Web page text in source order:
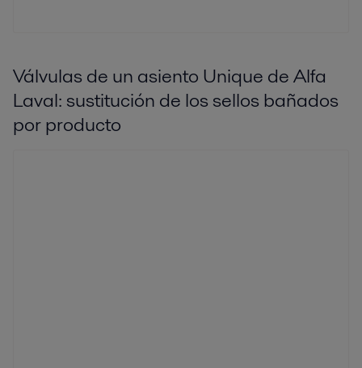
Válvulas de un asiento Unique de Alfa
Laval: sustitución de los sellos bañados
por producto